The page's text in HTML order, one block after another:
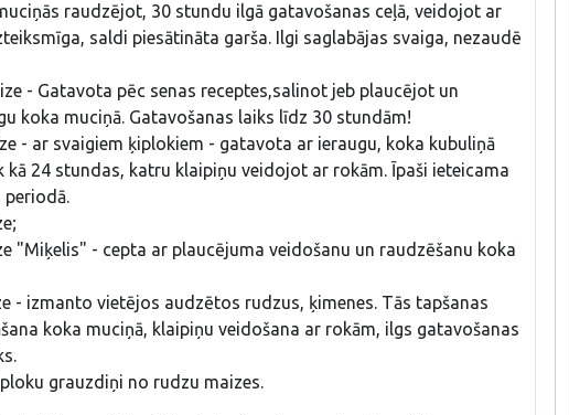
raudzējot, 30 stundu ilgā gatavošanas ceļā, veidojot ar
saldi piesātināta garša. Ilgi saglabājas svaiga, nezaudē
- Gatavota pēc senas receptes,salinot jeb plaucējot un
koka muciņā. Gatavošanas laiks līdz 30 stundām!
- ar svaigiem ķiplokiem - gatavota ar ieraugu, koka kubuliņā
kā 24 stundas, katru klaipiņu veidojot ar rokām. Īpaši ieteicama
periodā.
"Miķelis" - cepta ar plaucējuma veidošanu un raudzēšanu koka
- izmanto vietējos audzētos rudzus, ķimenes. Tās tapšanas
koka muciņā, klaipiņu veidošana ar rokām, ilgs gatavošanas
grauzdiņi no rudzu maizes.